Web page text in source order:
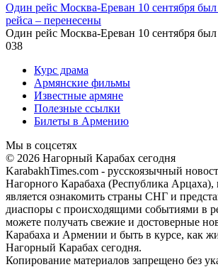
Один рейс Москва-Ереван 10 сентября
рейса – перенесены
Один рейс Москва-Ереван 10 сентября
038
Курс драма
Армянские фильмы
Известные армяне
Полезные ссылки
Билеты в Армению
Мы в соцсетях
© 2026 Нагорный Карабах сегодня
KarabakhTimes.com - русскоязычный
Нагорного Карабаха (Республика Арцаха),
является ознакомить страны СНГ и
диаспоры с происходящими событиями в
можете получать свежие и достоверные
Карабаха и Армении и быть в курсе, как
Нагорный Карабах сегодня.
Копирование материалов запрещено без